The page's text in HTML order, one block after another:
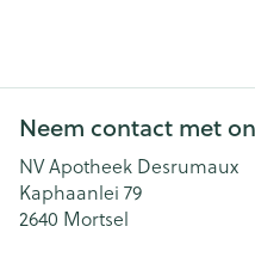
Neem contact met
NV Apotheek Desrumaux
Kaphaanlei 79
2640 Mortsel